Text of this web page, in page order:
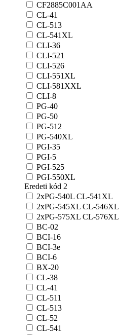
CF2885C001AA
CL-41
CL-513
CL-541XL
CLI-36
CLI-521
CLI-526
CLI-551XL
CLI-581XXL
CLI-8
PG-40
PG-50
PG-512
PG-540XL
PGI-35
PGI-5
PGI-525
PGI-550XL
Eredeti kód 2
2xPG-540L CL-541XL
2xPG-545XL CL-546XL
2xPG-575XL CL-576XL
BC-02
BCI-16
BCI-3e
BCI-6
BX-20
CL-38
CL-41
CL-511
CL-513
CL-52
CL-541